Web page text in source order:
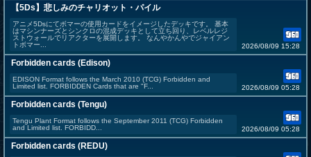
【5Ds】悲しみのチャリオット・パイル
アニメ5Dsにてボマーの使用カードをイメージしたデッキです。 基本
はマシンナーズとシンクロの混成デッキとして立ち回り、レベルレジ
ストウォールでリアクターを展開します。 なんやかんやでジャイアン
トボマー...
2026/08/09 15:28
Forbidden cards (Edison)
EDISON Format follows the March 2010 (TCG) Forbidden and
Limited list. FORBIDDEN Cards that are "F...
2026/08/09 05:28
Forbidden cards (Tengu)
Tengu Plant Format follows the September 2011 (TCG) Forbidden
and Limited list. FORBIDD...
2026/08/09 05:28
Forbidden cards (REDU)